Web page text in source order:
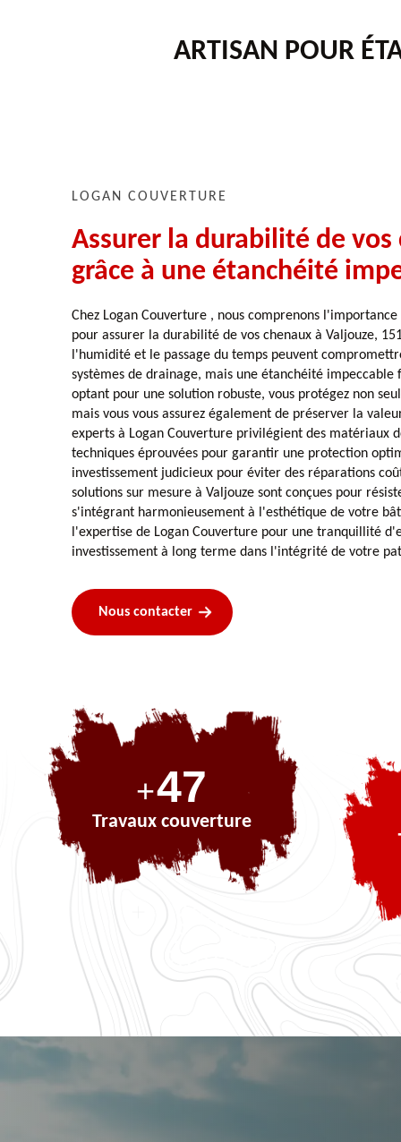
ARTISAN POUR
LOGAN COUVERTURE
Assurer la durabilité de vos
grâce à une étanchéité
Chez Logan Couverture , nous comprenons
pour assurer la durabilité de vos chenaux à Valjouze,
l'humidité et le passage du temps peuvent
systèmes de drainage, mais une étanchéité
optant pour une solution robuste, vous protégez non
mais vous vous assurez également de préserver la
experts à Logan Couverture privilégient des matériaux
techniques éprouvées pour garantir une protection
investissement judicieux pour éviter des réparations
solutions sur mesure à Valjouze sont conçues pour
s'intégrant harmonieusement à l'esthétique de votre
l'expertise de Logan Couverture pour une tranquillité
investissement à long terme dans l'intégrité de votre
Nous contacter
+68
Travaux couverture